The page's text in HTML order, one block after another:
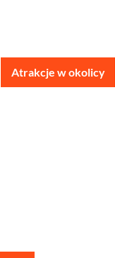
Atrakcje w okolicy